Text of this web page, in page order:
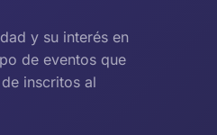
y su interés en
de eventos que
inscritos al